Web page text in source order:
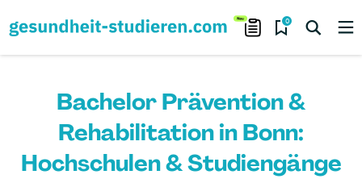
0
Bachelor Prävention &
Rehabilitation in Bonn:
Hochschulen & Studiengänge